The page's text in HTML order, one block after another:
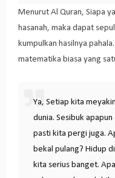
Menurut Al Quran, Siapa
hasanah, maka dapat
kumpulkan hasilnya
matematika biasa yang
Ya, Setiap kita
dunia. Sesibuk
pasti kita pergi juga.
bekal pulang? Hidup
kita serius banget.